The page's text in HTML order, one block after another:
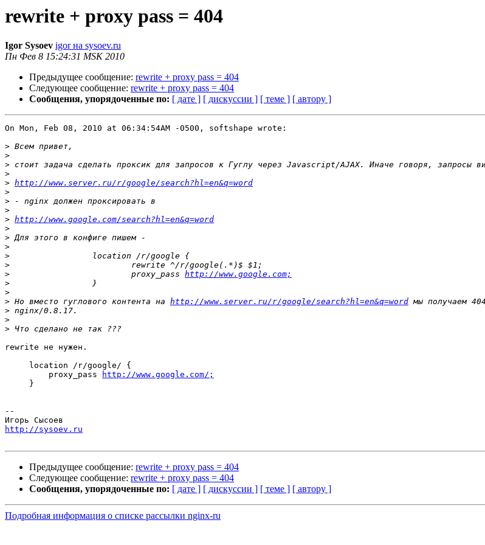
rewrite + proxy pass = 404
Igor Sysoev igor на sysoev.ru
Пн Фев 8 15:24:31 MSK 2010
Предыдущее сообщение: rewrite + proxy pass = 404
Следующее сообщение: rewrite + proxy pass = 404
Сообщения, упорядоченные по: [ дате ] [ дискуссии ] [ теме ] [ автору ]
On Mon, Feb 08, 2010 at 06:34:54AM -0500, softshape wrote:
>
>
>
>
> http://www.server.ru/r/google/search?hl=en&q=word
>
>
>
> http://www.google.com/search?hl=en&q=word
>
>
>
>
>
>
                         proxy_pass
http://www.google.com;
>
>
> Но вместо гуглового контента на http://www.server.ru/r/google/search?hl=en&q=word
>
>
>
rewrite не нужен.
     location /r/google/ {
         proxy_pass
http://www.google.com/;
     }
--
http://sysoev.ru
Предыдущее сообщение: rewrite + proxy pass = 404
Следующее сообщение: rewrite + proxy pass = 404
Сообщения, упорядоченные по: [ дате ] [ дискуссии ] [ теме ] [ автору ]
Подробная информация о списке рассылки nginx-ru